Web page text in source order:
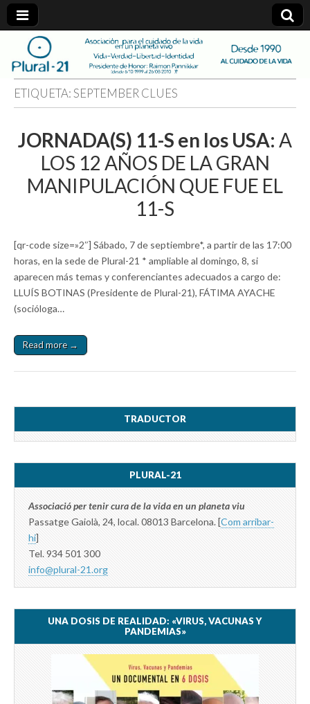
plural-
21.org
ETIQUETA:SEPTEMBER CLUES
JORNADA(S) 11-S en los USA: A
LOS 12 AÑOS DE LA GRAN
MANIPULACIÓN QUE FUE EL
11-S
[qr-code size=»2″] Sábado, 7 de septiembre*, a partir de las 17:00
horas, en la sede de Plural-21 * ampliable al domingo, 8, si
aparecen más temas y conferenciantes adecuados a cargo de:
LLUÍS BOTINAS (Presidente de Plural-21), FÁTIMA AYACHE
(socióloga…
Read more →
TRADUCTOR
PLURAL-21
Associació per tenir cura de la vida en un planeta viu
Passatge Gaiolà, 24, local. 08013 Barcelona. [Com arribar-
hi]
Tel. 934 501 300
info@plural-21.org
UNA DOSIS DE REALIDAD: «VIRUS, VACUNAS Y
PANDEMIAS»